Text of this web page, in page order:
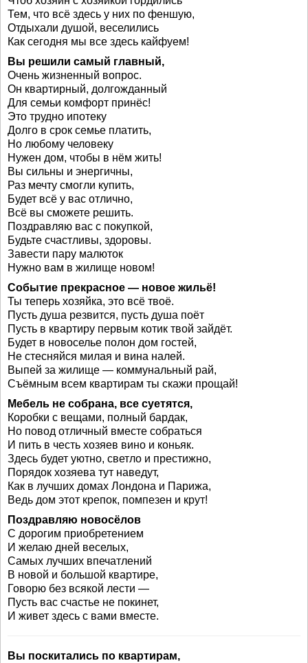
Тем, что всё здесь у них по феншую,
Отдыхали душой, веселились
Как сегодня мы все здесь кайфуем!
Вы решили самый главный,
Очень жизненный вопрос.
Он квартирный, долгожданный
Для семьи комфорт принёс!
Это трудно ипотеку
Долго в срок семье платить,
Но любому человеку
Нужен дом, чтобы в нём жить!
Вы сильны и энергичны,
Раз мечту смогли купить,
Будет всё у вас отлично,
Всё вы сможете решить.
Поздравляю вас с покупкой,
Будьте счастливы, здоровы.
Завести пару малюток
Нужно вам в жилище новом!
Событие прекрасное — новое жильё!
Ты теперь хозяйка, это всё твоё.
Пусть душа резвится, пусть душа поёт
Пусть в квартиру первым котик твой зайдёт.
Будет в новоселье полон дом гостей,
Не стесняйся милая и вина налей.
Выпей за жилище — коммунальный рай,
Съёмным всем квартирам ты скажи прощай!
Мебель не собрана, все суетятся,
Коробки с вещами, полный бардак,
Но повод отличный вместе собраться
И пить в честь хозяев вино и коньяк.
Здесь будет уютно, светло и престижно,
Порядок хозяева тут наведут,
Как в лучших домах Лондона и Парижа,
Ведь дом этот крепок, помпезен и крут!
Поздравляю новосёлов
С дорогим приобретением
И желаю дней веселых,
Самых лучших впечатлений
В новой и большой квартире,
Говорю без всякой лести —
Пусть вас счастье не покинет,
И живет здесь с вами вместе.
Вы поскитались по квартирам,